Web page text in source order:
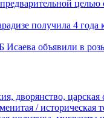
получила 4
объявили в
дворянство, царская
/ историческая